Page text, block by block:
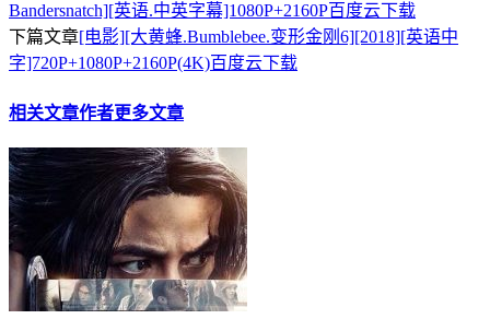
Bandersnatch][英语.中英字幕]1080P+2160P百度云下载
下篇文章[电影][大黄蜂.Bumblebee.变形金刚6][2018][英语中
字]720P+1080P+2160P(4K)百度云下载
相关文章作者更多文章